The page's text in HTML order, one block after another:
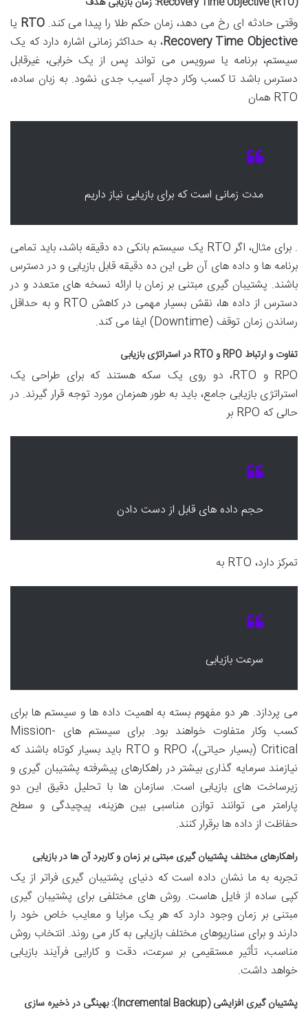
وقتی حادثه ای رخ می دهد، زمان حکم طلا را پیدا می کند. RTO یا
Recovery Time Objective، به حداکثر زمانی اشاره دارد که یک
سیستم، برنامه یا سرویس می تواند پس از یک خرابی، غیرقابل
دسترس باشد تا کسب وکار دچار آسیب جدی نشود. به زبان ساده،
RTO همان
مدت زمانی است که برای بازیابی نیاز داریم
. برای مثال، اگر RTO یک سیستم بانکی ده دقیقه باشد، باید تمامی
برنامه ها و داده های آن طی این ده دقیقه قابل بازیابی و در دسترس
باشند. پشتیبان گیری مبتنی بر زمان با ارائه نسخه های متعدد و در
دسترس از داده ها، نقش بسیار مهمی در کاهش RTO و به حداقل
رساندن زمان توقف (Downtime) ایفا می کند.
تفاوت و ارتباط RPO و RTO در استراتژی بازیابی
RPO و RTO، دو روی یک سکه هستند که برای طراحی یک
استراتژی بازیابی جامع، باید به طور همزمان مورد توجه قرار گیرند. در
حالی که RPO بر
حجم داده های قابل از دست دادن
تمرکز دارد، RTO به
سرعت بازیابی
می پردازد. هر دو مفهوم بسته به اهمیت داده ها و سیستم ها برای
کسب وکار متفاوت خواهند بود. برای سیستم های Mission-
Critical (بسیار حیاتی)، RPO و RTO باید بسیار کوتاه باشند که
نیازمند سرمایه گذاری بیشتر در راهکارهای پیشرفته پشتیبان گیری و
زیرساخت های بازیابی است. سازمان ها با تحلیل دقیق این دو
پارامتر می توانند توازن مناسبی بین هزینه، پیچیدگی و سطح
حفاظت از داده ها برقرار کنند.
راهکارهای مختلف پشتیبان گیری مبتنی بر زمان و کاربرد آن ها در بازیابی
تجربه به ما نشان داده است که دنیای پشتیبان گیری فراتر از یک
کپی ساده از فایل هاست. روش های مختلفی برای پشتیبان گیری
مبتنی بر زمان وجود دارد که هر یک مزایا و معایب خاص خود را
دارند و برای سناریوهای مختلف بازیابی به کار می روند. انتخاب روش
مناسب، تأثیر مستقیمی بر سرعت، دقت و کارایی فرآیند بازیابی
خواهد داشت.
پشتیبان گیری افزایشی (Incremental Backup): بهینگی در ذخیره سازی